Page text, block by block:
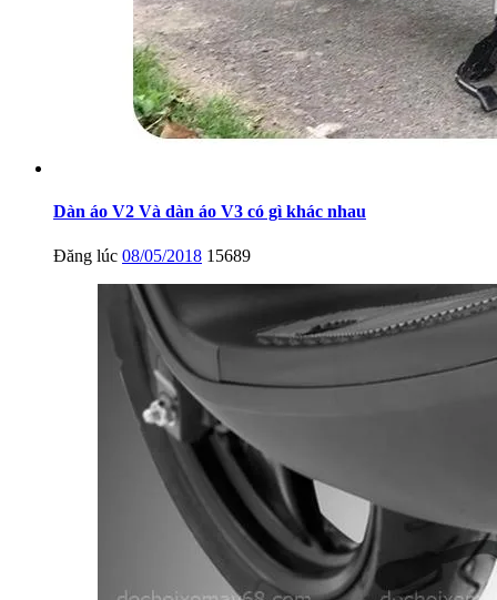
Dàn áo V2 Và dàn áo V3 có gì khác nhau
Đăng lúc 08/05/2018 15689